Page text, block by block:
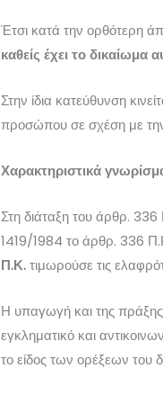
Έτσι κατά την ορθότερη
καθείς έχει το δικαίωμα
Στην ίδια κατεύθυνση
προσώπου σε σχέση με την
Χαρακτηριστικά
Στη διάταξη του άρθρ.
1419/1984 το άρθρ. 336
Π.Κ.τιμωρούσε τις
Η υπαγωγή και της
εγκληματικό και
το είδος των ορέξεων του